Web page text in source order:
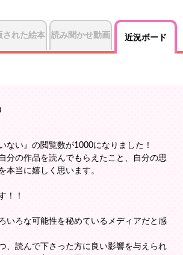
された絵本 読み聞かせ動画 近況ボード
ない』の閲覧数が1000になりました！
分の作品を読んでもらえたこと、自分の思
本当に嬉しく思います。
！！
いろな可能性を秘めているメディアだと感
、読んで下さった方に良い影響を与えられ